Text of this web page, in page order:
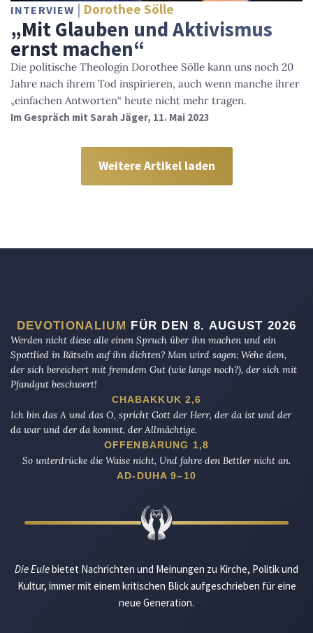
INTERVIEW Dorothee Sölle
„Mit Glauben und Aktivismus
ernst machen“
Die politische Theologin Dorothee Sölle kann uns noch 20
Jahre nach ihrem Tod inspirieren, auch wenn manche ihrer
„einfachen Antworten“ heute nicht mehr tragen.
Im Gespräch mit Sarah Jäger, 11. Mai 2023
Weitere Artikel laden
DEVOTIONALIUM FÜR DEN 8. AUGUST 2026
Werden nicht diese alle einen Spruch über ihn machen und ein
Spottlied in Rätseln auf ihn dichten? Man wird sagen: Wehe dem,
der sich bereichert mit fremdem Gut (wie lange noch?), der sich mit
Pfandgut beschwert!
CHABAKKUK 2,6
Ich bin das A und das O, spricht Gott der Herr, der da ist und der
da war und der da kommt, der Allmächtige.
OFFENBARUNG 1,8
So unterdrücke die Waise nicht, Und fahre den Bettler nicht an.
AD-DUHA 9–10
Die Eulebietet Nachrichten und Meinungen zu Kirche, Politik und
Kultur, immer mit einem kritischen Blick aufgeschrieben für eine
neue Generation.